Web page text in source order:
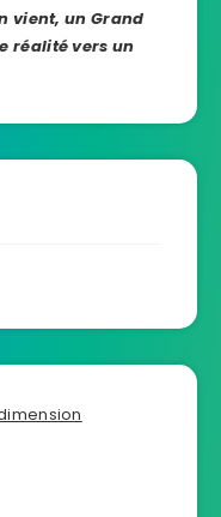
vient, un Grand
réalité vers un